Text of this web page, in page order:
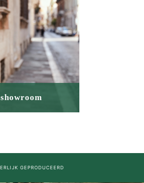
GEPRODUCEERD